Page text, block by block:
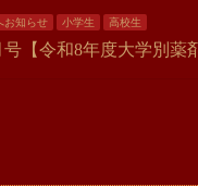
お知らせ 小学生 高校生
【令和8年度大学別薬